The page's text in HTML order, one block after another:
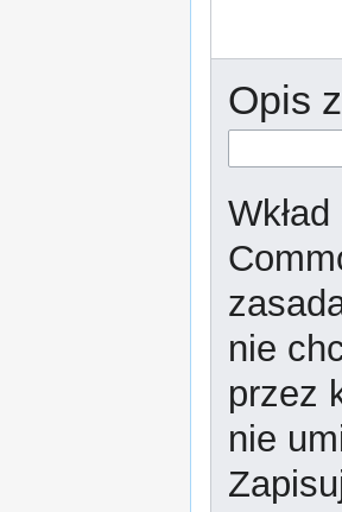
Opis
nie
przez
nie